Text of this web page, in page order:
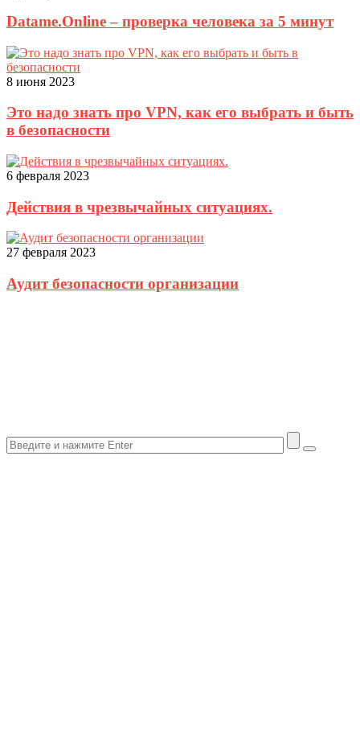
Datame.Online – проверка человека за 5 минут
8 июня 2023
Это надо знать про VPN, как его выбрать и быть
в безопасности
6 февраля 2023
Действия в чрезвычайных ситуациях.
27 февраля 2023
Аудит безопасности организации